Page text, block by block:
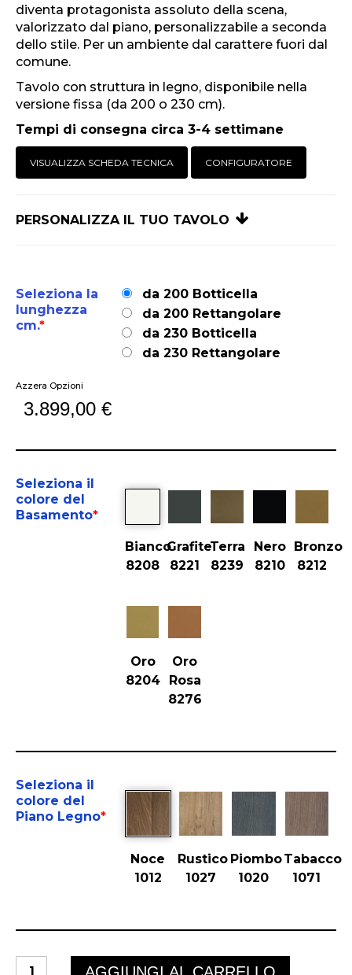
diventa protagonista assoluto della scena,
valorizzato dal piano, personalizzabile a seconda
dello stile. Per un ambiente dal carattere fuori dal
comune.
Tavolo con struttura in legno, disponibile nella
versione fissa (da 200 o 230 cm).
Tempi di consegna circa 3-4 settimane
VISUALIZZA SCHEDA TECNICA CONFIGURATORE
PERSONALIZZA IL TUO TAVOLO
Seleziona la
lunghezza
cm.*
da 200 Botticella
da 200 Rettangolare
da 230 Botticella
da 230 Rettangolare
Azzera Opzioni
3.899,00 €
Seleziona il
colore del
Basamento*
Bianco
8208
Grafite
8221
Terra
8239
Nero
8210
Bronzo
8212
Oro
8204
Oro
Rosa
8276
Seleziona il
colore del
Piano Legno*
Noce
1012
Rustico
1027
Piombo
1020
Tabacco
1071